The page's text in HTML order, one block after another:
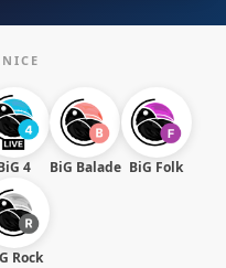
4 BiG Balade BiG Folk
Rock